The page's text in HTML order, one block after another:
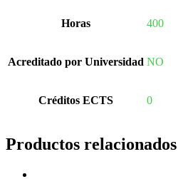
Horas 400
Acreditado por Universidad NO
Créditos ECTS 0
Productos relacionados